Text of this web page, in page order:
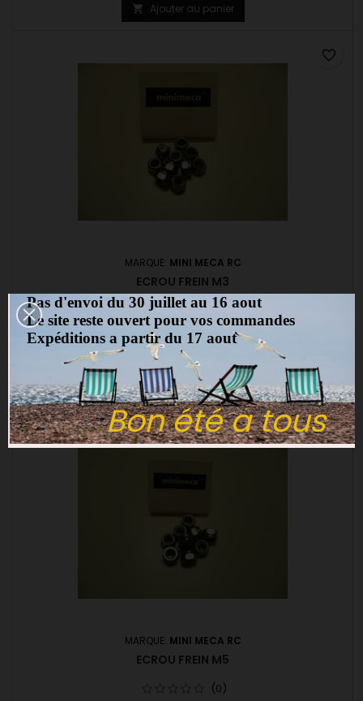
 Ajouter au panier
MARQUE: MINI MECA RC
ECROU FREIN M3
(0)
1,00 €
 Ajouter au panier
favorite_border
MARQUE: MINI MECA RC
ECROU FREIN M5
(0)
favorite_border
Bon été a tous
Pas d'envoi du 30 juillet au 16 aout
Le site reste ouvert pour vos commandes
Expéditions a partir du 17 aout